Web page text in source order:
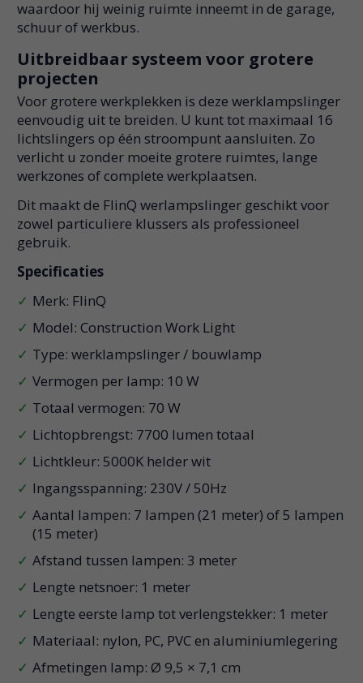
waardoor hij weinig ruimte inneemt in de garage,
schuur of werkbus.
Uitbreidbaar systeem voor grotere
projecten
Voor grotere werkplekken is deze werklampslinger
eenvoudig uit te breiden. U kunt tot maximaal 16
lichtslingers op één stroompunt aansluiten. Zo
verlicht u zonder moeite grotere ruimtes, lange
werkzones of complete werkplaatsen.
Dit maakt de FlinQ werlampslinger geschikt voor
zowel particuliere klussers als professioneel
gebruik.
Specificaties
Merk: FlinQ
Model: Construction Work Light
Type: werklampslinger / bouwlamp
Vermogen per lamp: 10 W
Totaal vermogen: 70 W
Lichtopbrengst: 7700 lumen totaal
Lichtkleur: 5000K helder wit
Ingangsspanning: 230V / 50Hz
Aantal lampen: 7 lampen (21 meter) of 5 lampen
(15 meter)
Afstand tussen lampen: 3 meter
Lengte netsnoer: 1 meter
Lengte eerste lamp tot verlengstekker: 1 meter
Materiaal: nylon, PC, PVC en aluminiumlegering
Afmetingen lamp: Ø 9,5 × 7,1 cm